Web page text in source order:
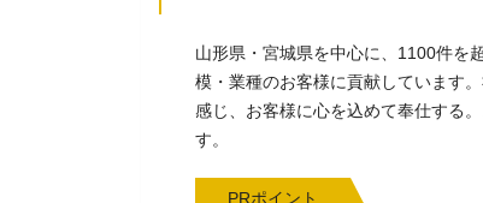
山形県・宮城県を中心に、1100件を
模・業種のお客様に貢献しています
感じ、お客様に心を込めて奉仕する
す。
PRポイント